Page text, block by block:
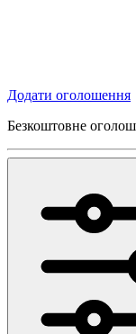
Додати оголошення
Безкоштовне